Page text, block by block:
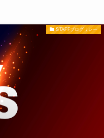
STAFFブログリレー